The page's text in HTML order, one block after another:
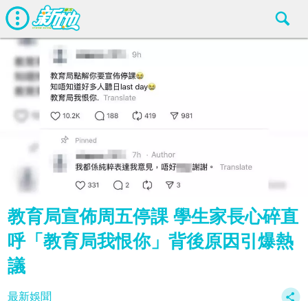
教育局宣佈周五停課 學生家長心碎直
呼「教育局我恨你」背後原因引爆熱
議
最新娛聞